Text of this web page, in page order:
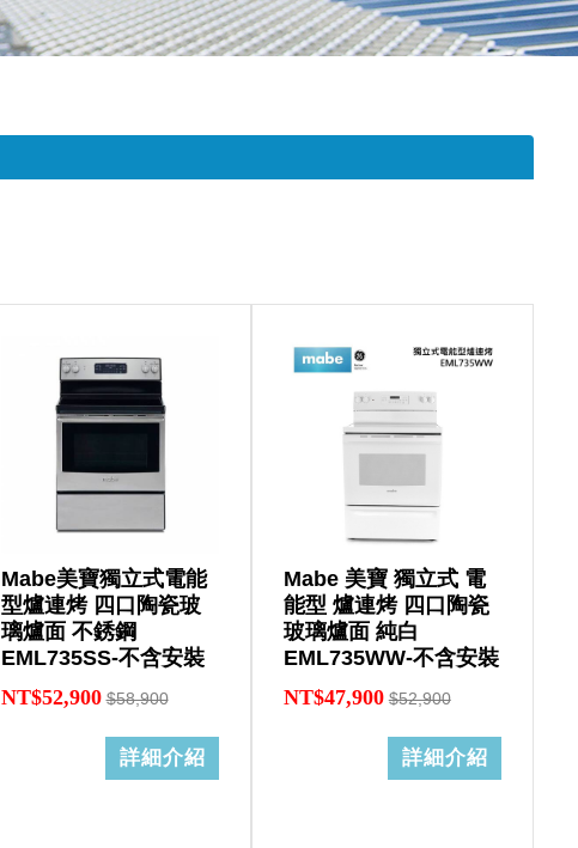
Mabe美寶獨立式電能
型爐連烤 四口陶瓷玻
璃爐面 不銹鋼
EML735SS-不含安裝
NT$52,900 $58,900
詳細介紹
Mabe 美寶 獨立式 電
能型 爐連烤 四口陶瓷
玻璃爐面 純白
EML735WW-不含安裝
NT$47,900 $52,900
詳細介紹